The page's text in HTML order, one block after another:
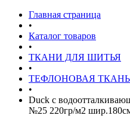
Главная страница
•
Каталог товаров
•
ТКАНИ ДЛЯ ШИТЬЯ
•
ТЕФЛОНОВАЯ
•
Duck с
№25 220гр/м2